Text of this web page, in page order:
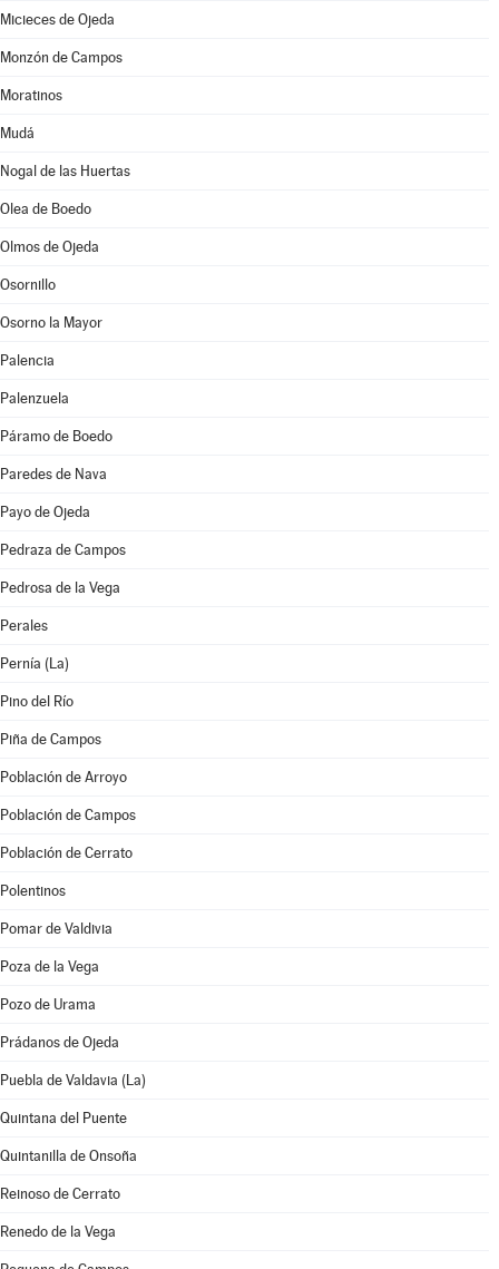
Micieces de Ojeda
Monzón de Campos
Moratinos
Mudá
Nogal de las Huertas
Olea de Boedo
Olmos de Ojeda
Osornillo
Osorno la Mayor
Palencia
Palenzuela
Páramo de Boedo
Paredes de Nava
Payo de Ojeda
Pedraza de Campos
Pedrosa de la Vega
Perales
Pernía (La)
Pino del Río
Piña de Campos
Población de Arroyo
Población de Campos
Población de Cerrato
Polentinos
Pomar de Valdivia
Poza de la Vega
Pozo de Urama
Prádanos de Ojeda
Puebla de Valdavia (La)
Quintana del Puente
Quintanilla de Onsoña
Reinoso de Cerrato
Renedo de la Vega